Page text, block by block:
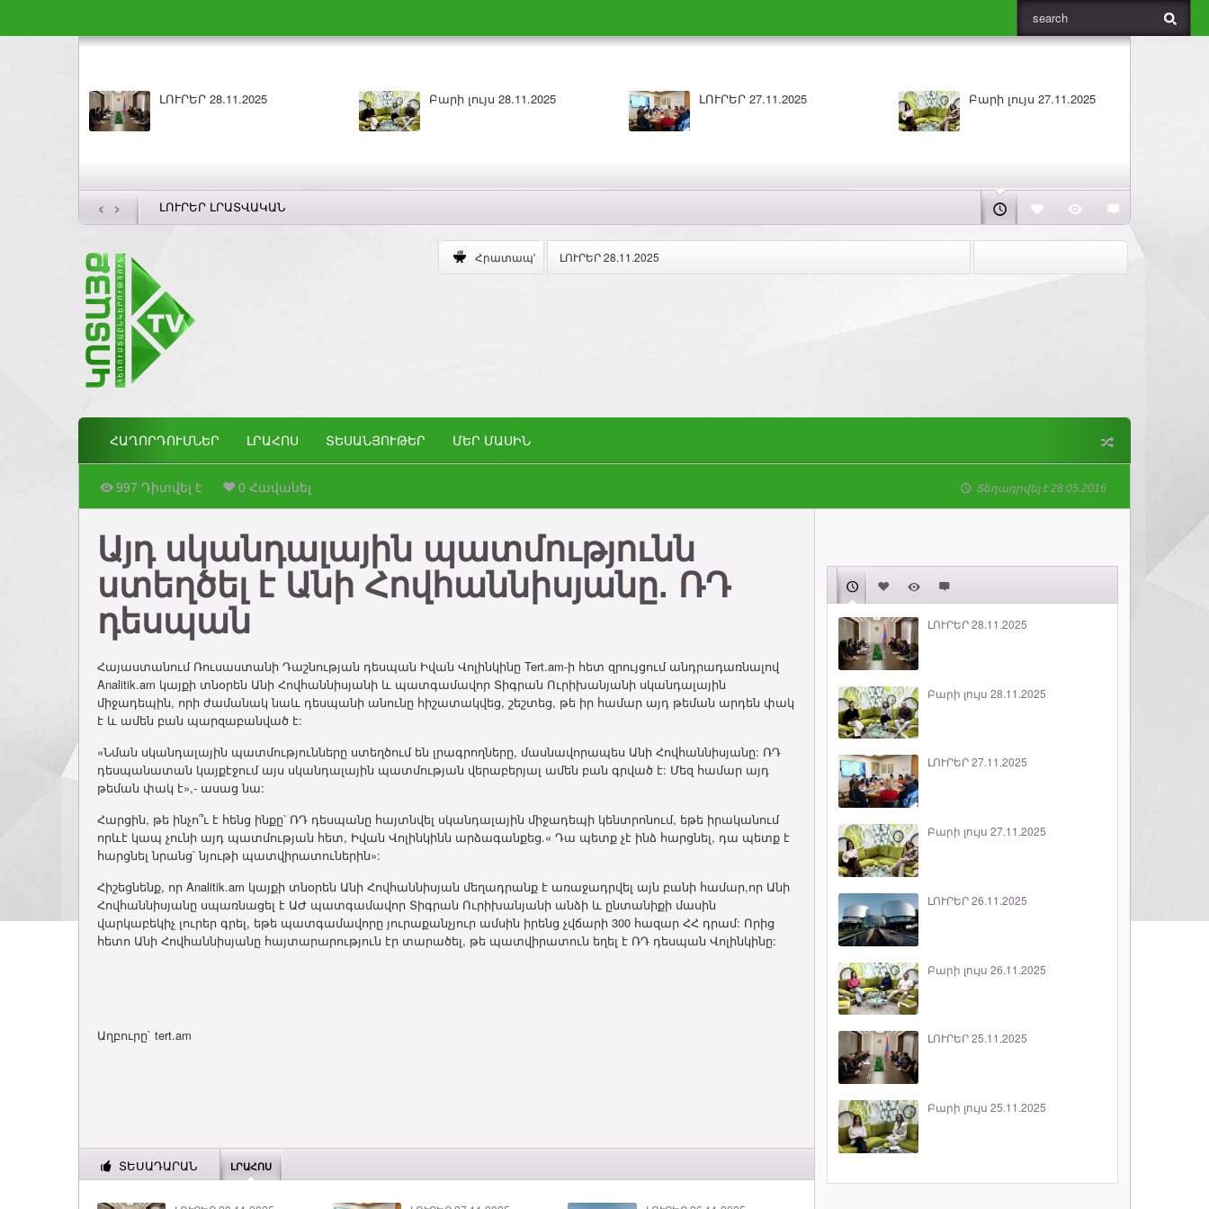
ԼՈՒՐԵՐ 27.11.2025 Բարի լույս 27.11.2025 ԼՈՒՐԵՐ 26.11.2025 Բարի լույս 26.11.2025 ԼՈՒՐԵՐ 25.11.2025
‹ › ԼՈՒՐԵՐ ԼՐԱՏՎԱԿԱՆ
Հրատապ' ԼՈՒՐԵՐ 28.11.2025
ՀԱՂՈՐԴՈՒՄՆԵՐ ԼՐԱՀՈՍ ՏԵՍԱՆՅՈՒԹԵՐ ՄԵՐ ՄԱՍԻՆ
997 Դիտվել է 0 Հավանել Տեղադրվել է 28.05.2016
Այդ սկանդալային պատմությունն
ստեղծել է Անի Հովհաննիսյանը. ՌԴ
դեսպան
Հայաստանում Ռուսաստանի Դաշնության դեսպան Իվան Վոլինկինը Tert.am-ի հետ զրույցում անդրադառնալով
Analitik.am կայքի տնօրեն Անի Հովհաննիսյանի և պատգամավոր Տիգրան Ուրիխանյանի սկանդալային
միջադեպին, որի ժամանակ նաև դեսպանի անունը հիշատակվեց, շեշտեց, թե իր համար այդ թեման արդեն փակ
է և ամեն բան պարզաբանված է:
«Նման սկանդալային պատմությունները ստեղծում են լրագրողները, մասնավորապես Անի Հովհաննիսյանը: ՌԴ
դեսպանատան կայքէջում այս սկանդալային պատմության վերաբերյալ ամեն բան գրված է: Մեզ համար այդ
թեման փակ է»,- ասաց նա:
Հարցին, թե ինչո՞ւ է հենց ինքը՝ ՌԴ դեսպանը հայտնվել սկանդալային միջադեպի կենտրոնում, եթե իրականում
որևէ կապ չունի այդ պատմության հետ, Իվան Վոլինկինն արձագանքեց.« Դա պետք չէ ինձ հարցնել, դա պետք է
հարցնել նրանց՝ նյութի պատվիրատուներին»:
Հիշեցնենք, որ Analitik.am կայքի տնօրեն Անի Հովհաննիսյան մեղադրանք է առաջադրվել այն բանի համար,որ Անի
Հովհաննիսյանը սպառնացել է ԱԺ պատգամավոր Տիգրան Ուրիխանյանի անձի և ընտանիքի մասին
վարկաբեկիչ լուրեր գրել, եթե պատգամավորը յուրաքանչյուր ամսին իրենց չվճարի 300 հազար ՀՀ դրամ: Որից
հետո Անի Հովհաննիսյանը հայտարարություն էր տարածել, թե պատվիրատուն եղել է ՌԴ դեսպան Վոլինկինը:
Աղբուրը` tert.am
ՏԵՍԱԴԱՐԱՆ ԼՐԱՀՈՍ
ԼՈՒՐԵՐ 28.11.2025
Բարի լույս 28.11.2025
ԼՈՒՐԵՐ 27.11.2025
Բարի լույս 27.11.2025
ԼՈՒՐԵՐ 26.11.2025
Բարի լույս 26.11.2025
ԼՈՒՐԵՐ 25.11.2025
Բարի լույս 25.11.2025